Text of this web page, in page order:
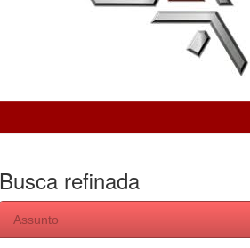
Busca refinada
Assunto